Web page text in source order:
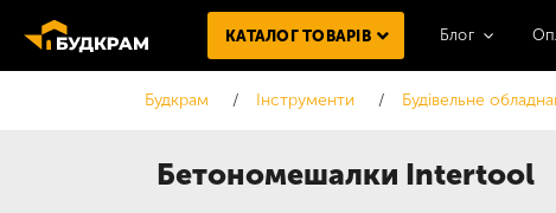
Бетономешалки Intertool
КАТАЛОГ ТОВАРІВ Блог
Будкрам Інструменти Будівельне